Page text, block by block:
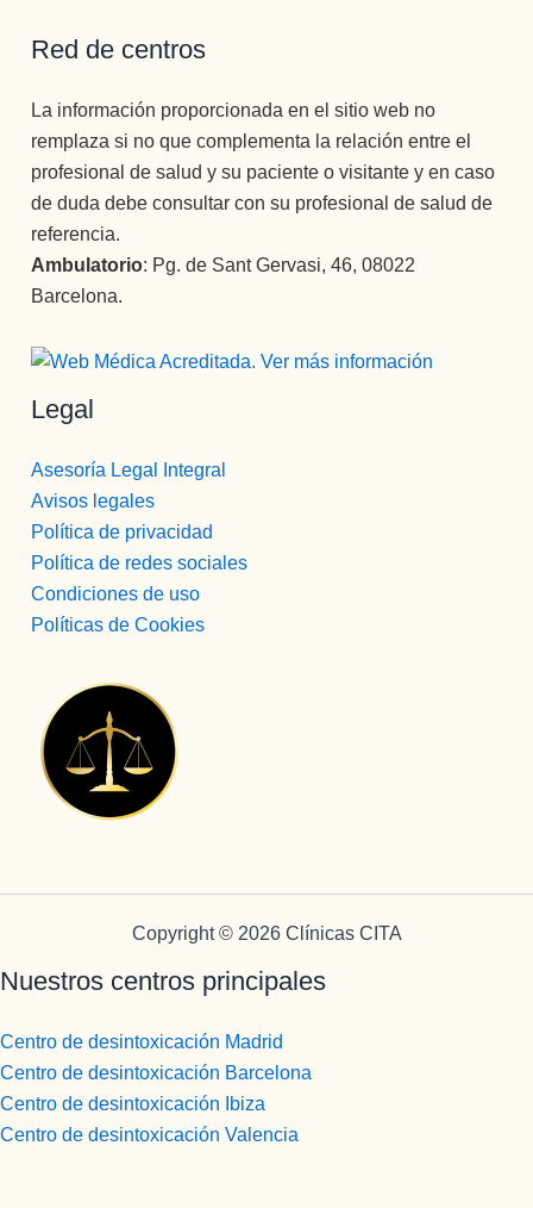
Red de centros
La información proporcionada en el sitio web no
remplaza si no que complementa la relación entre el
profesional de salud y su paciente o visitante y en caso
de duda debe consultar con su profesional de salud de
referencia.
Ambulatorio: Pg. de Sant Gervasi, 46, 08022
Barcelona.
Legal
Asesoría Legal Integral
Avisos legales
Política de privacidad
Política de redes sociales
Condiciones de uso
Políticas de Cookies
Copyright © 2026 Clínicas CITA
Nuestros centros principales
Centro de desintoxicación Madrid
Centro de desintoxicación Barcelona
Centro de desintoxicación Ibiza
Centro de desintoxicación Valencia